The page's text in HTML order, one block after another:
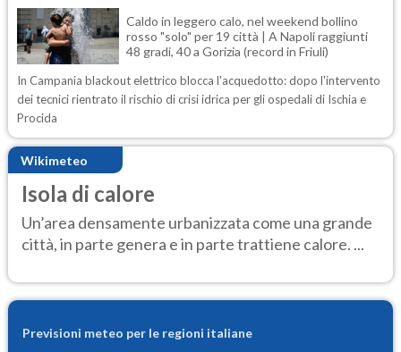
Caldo in leggero calo, nel weekend bollino
rosso "solo" per 19 città | A Napoli raggiunti
48 gradi, 40 a Gorizia (record in Friuli)
In Campania blackout elettrico blocca l'acquedotto: dopo l'intervento
dei tecnici rientrato il rischio di crisi idrica per gli ospedali di Ischia e
Procida
Wikimeteo
Isola di calore
Un’area densamente urbanizzata come una grande
città, in parte genera e in parte trattiene calore. ...
Previsioni meteo per le regioni italiane